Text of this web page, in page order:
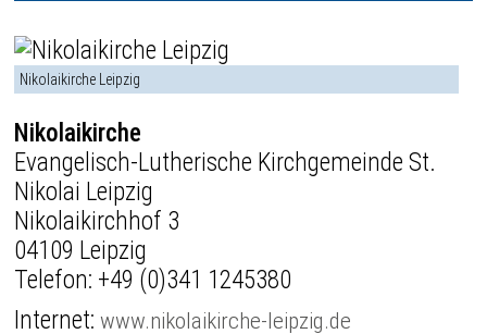
Nikolaikirche Leipzig
Nikolaikirche
Evangelisch-Lutherische Kirchgemeinde St.
Nikolai Leipzig
Nikolaikirchhof 3
04109 Leipzig
Telefon: +49 (0)341 1245380
Internet:www.nikolaikirche-leipzig.de